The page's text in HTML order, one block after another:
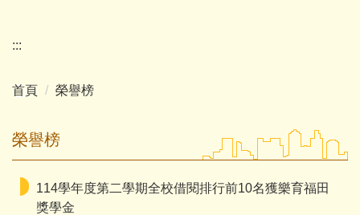
:::
首頁 榮譽榜
榮譽榜
114學年度第二學期全校借閱排行前10名獲樂育福田
獎學金